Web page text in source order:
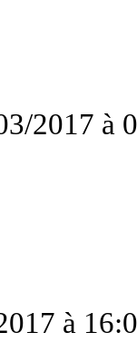
2017 à
à